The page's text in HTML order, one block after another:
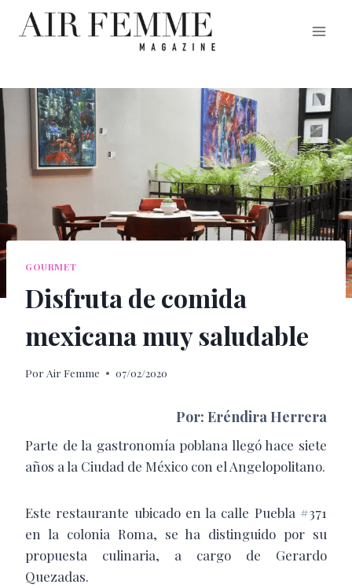
Saltar
GOURMET
Disfruta de comida
mexicana muy saludable
Por Air Femme 07/02/2020
Por: Eréndira Herrera
Parte de la gastronomía poblana llegó hace siete
años a la Ciudad de México con el Angelopolitano.
Este restaurante ubicado en la calle Puebla #371
en la colonia Roma, se ha distinguido por su
propuesta culinaria, a cargo de Gerardo
Quezadas.